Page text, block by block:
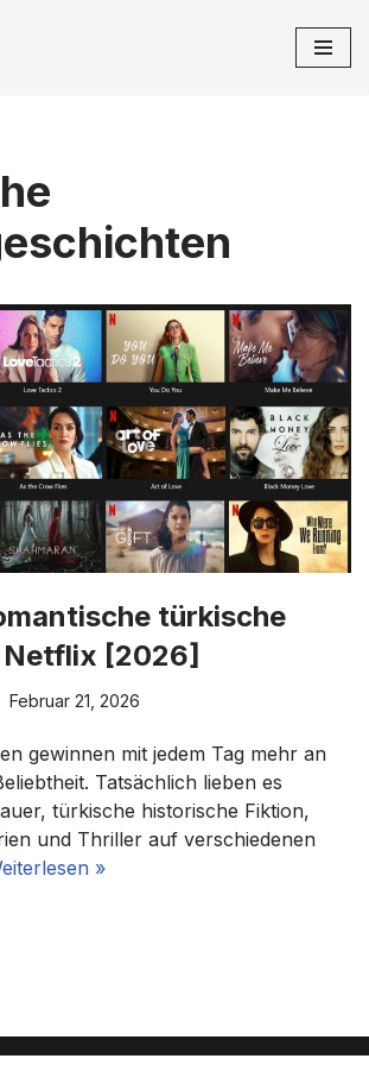
türkische
[2026]
Februar 21, 2026
gewinnen mit jedem Tag mehr an
Tatsächlich lieben es
türkische historische Fiktion,
und Thriller auf verschiedenen
»